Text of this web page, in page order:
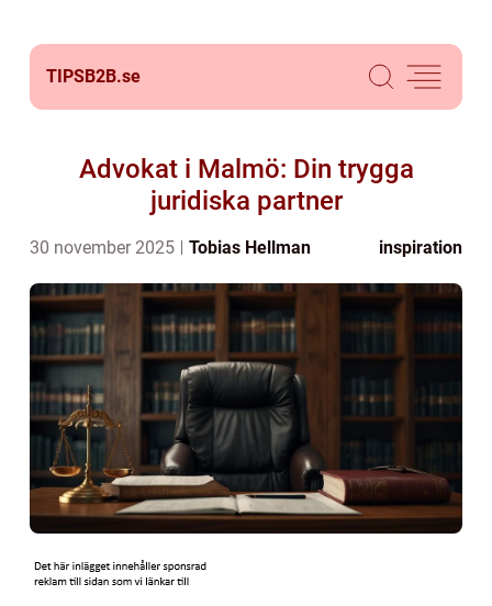
TIPSB2B.se
Advokat i Malmö: Din trygga
juridiska partner
30 november 2025 Tobias Hellman inspiration